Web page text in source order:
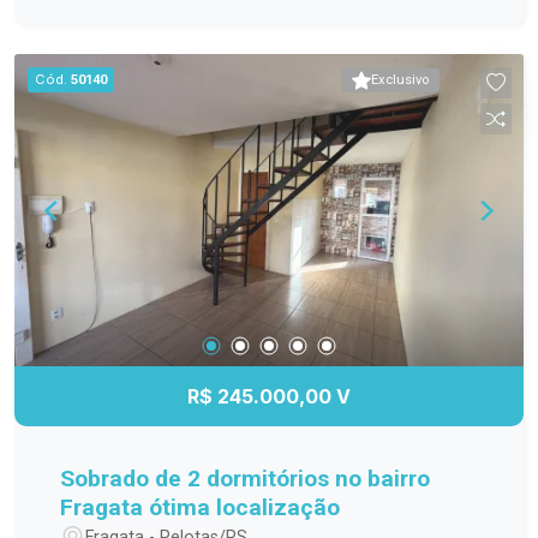
comércio, escolas e transporte. Ótimo custo-
benefício! Entre em contato para mais
informações ou agendar uma visita. Seu novo lar
pode estar aqui! Mostrar menos
Exclusivo
Cód. 50140
R$ 245.000,00 V
Sobrado de 2 dormitórios no bairro
Fragata ótima localização